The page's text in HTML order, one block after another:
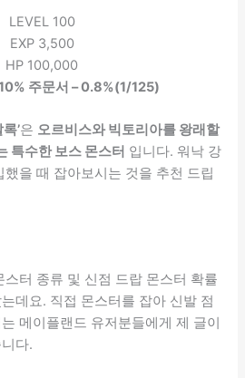
LEVEL 100
EXP 3,500
HP 100,000
주문서 – 0.8%(1/125)
’은 오르비스와 빅토리아를 왕래할
특수한 보스 몬스터 입니다. 워낙 강
을 때 잡아보시는 것을 추천 드립
터 종류 및 신점 드랍 몬스터 확률
데요. 직접 몬스터를 잡아 신발 점
메이플랜드 유저분들에게 제 글이
다.